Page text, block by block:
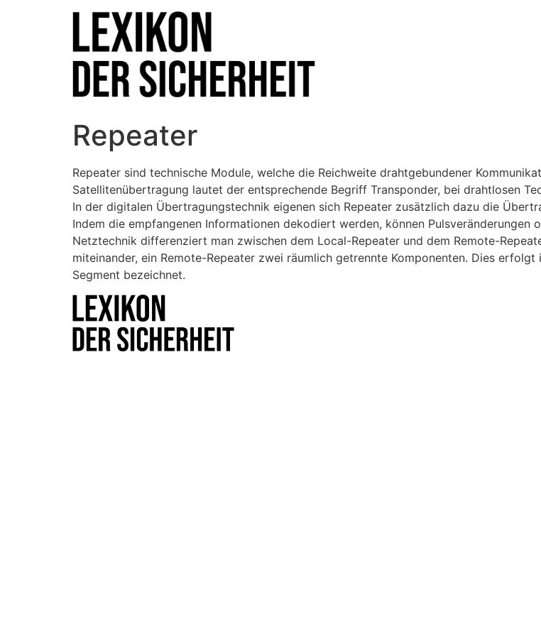
Repeater
Repeater sind technische Module, welche die Reichweite drahtgebundener
Satellitenübertragung lautet der entsprechende Begriff Transponder, bei drahtlosen
In der digitalen Übertragungstechnik eigenen sich Repeater zusätzlich dazu die
Indem die empfangenen Informationen dekodiert werden, können Pulsveränderungen
Netztechnik differenziert man zwischen dem Local-Repeater und dem Remote-
miteinander, ein Remote-Repeater zwei räumlich getrennte Komponenten. Dies
Segment bezeichnet.